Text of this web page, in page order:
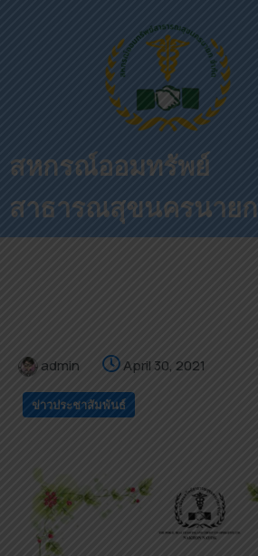
สหกรณ์ออมทรัพย์
สาธารณสุขนครนายก
admin April 30, 2021
ข่าวประชาสัมพันธ์